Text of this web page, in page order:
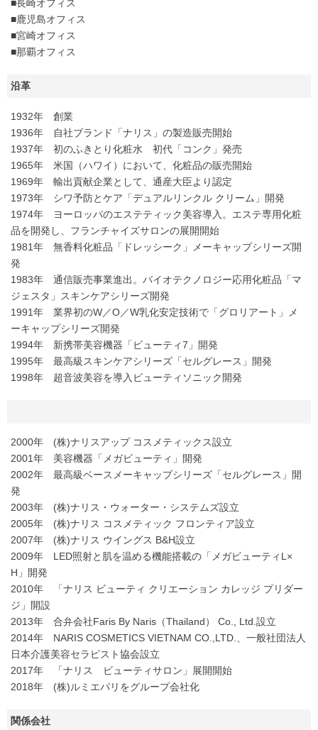
■長崎オフィス
■鹿児島オフィス
■宮崎オフィス
■那覇オフィス
沿革
1932年 創業
1936年 自社ブランド「ナリス」の製造販売開始
1937年 初のふきとり化粧水 初代「コンク」発売
1965年 米国（ハワイ）において、化粧品の販売開始
1969年 輸出貢献企業として、通産大臣より認定
1973年 シワ予防とケア「デュアルリンクル クリーム」開発
1974年 ヨーロッパのエステティック美容導入。エステ専用化粧
品を開発し、フランチャイズサロンの展開開始
1981年 無香料化粧品「ドレッシーク」メーキャップシリーズ開
発
1983年 通信販売事業進出。バイオテクノロジー応用化粧品「マ
ジェスタ」スキンケアシリーズ開発
1991年 業界初のW／O／W乳化安定技術で「グロリアート」メ
ーキャップシリーズ開発
1994年 新携帯美容機器「ビューティ7」開発
1995年 最高級スキンケアシリーズ「セルグレース」開発
1998年 超音波美容を導入ビューティソニック開発
2000年 (株)ナリスアップ コスメティックス設立
2001年 美容機器「メガビューティ」開発
2002年 最高級ベースメーキャップシリーズ「セルグレース」開
発
2003年 (株)ナリス・ウォーター・システムズ設立
2005年 (株)ナリス コスメティック フロンティア設立
2007年 (株)ナリス ウイングス B&H設立
2009年 LED照射と肌を温める機能搭載の「メガビューティL×
H」開発
2010年 「ナリス ビューティ クリエーション カレッジ プリダー
ジ」開設
2013年 合弁会社Faris By Naris（Thailand） Co., Ltd.設立
2014年 NARIS COSMETICS VIETNAM CO.,LTD.、一般社団法人
日本介護美容セラピスト協会設立
2017年 「ナリス ビューティサロン」展開開始
2018年 (株)ルミエパリをグループ会社化
関係会社